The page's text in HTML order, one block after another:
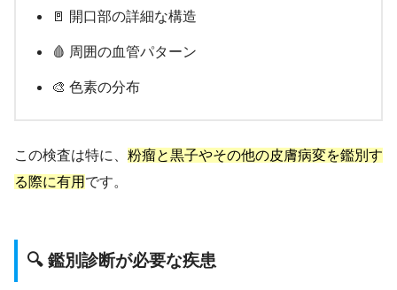
🚪 開口部の詳細な構造
🩸 周囲の血管パターン
🎨 色素の分布
この検査は特に、 粉瘤と黒子やその他の皮膚病変を鑑別す
る際に有用 です。
🔍 鑑別診断が必要な疾患